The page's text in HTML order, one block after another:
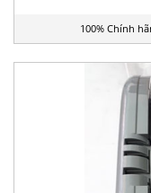
100% Chính